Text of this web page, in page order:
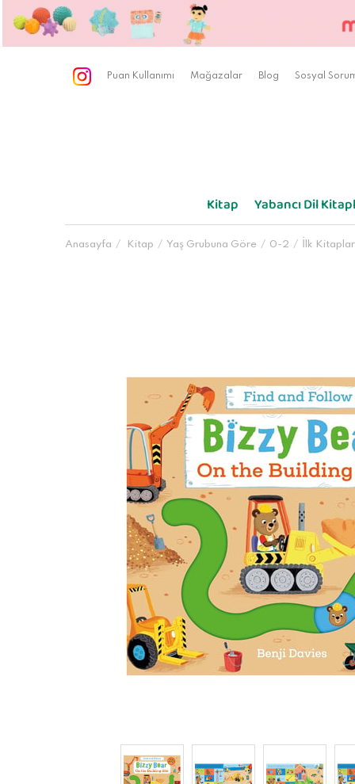
Puan Kullanımı Mağazalar Blog Sosyal
Kitap Yabancı Dil
Anasayfa Kitap Yaş Grubuna Göre 0-2 İlk